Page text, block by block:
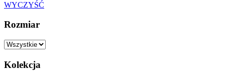
WYCZYŚĆ
Rozmiar
Kolekcja